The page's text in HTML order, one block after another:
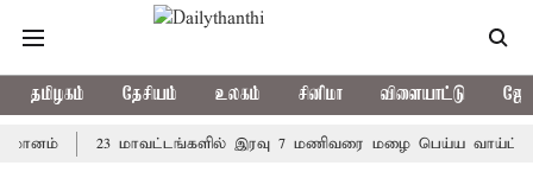
தமிழகம் தேசியம் உலகம் சினிமா விளையாட்டு
23 மாவட்டங்களில் இரவு 7 மணிவரை மழை பெய்ய வாய்ப்பு